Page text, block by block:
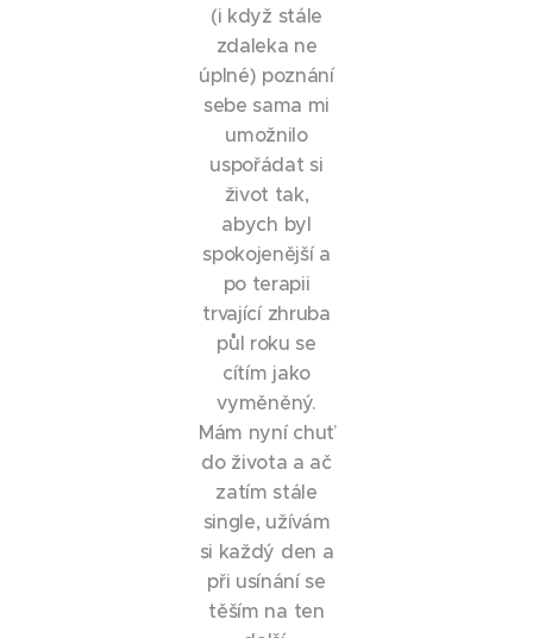
(i když stále
zdaleka ne
úplné) poznání
sebe sama mi
umožnilo
uspořádat si
život tak,
abych byl
spokojenější a
po terapii
trvající zhruba
půl roku se
cítím jako
vyměněný.
Mám nyní chuť
do života a ač
zatím stále
single, užívám
si každý den a
při usínání se
těším na ten